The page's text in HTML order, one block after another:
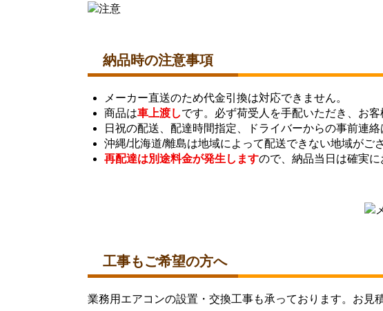
納品時の注意事項
メーカー直送のため代金引換は対応できません。
商品は車上渡しです。必ず荷受人を手配いただき、お客
日祝の配送、配達時間指定、ドライバーからの事前連絡
沖縄/北海道/離島は地域によって配送できない地域がご
再配達は別途料金が発生しますので、納品当日は確実
工事もご希望の方へ
業務用エアコンの設置・交換工事も承っております。お